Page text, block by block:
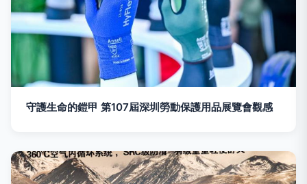
守護生命的鎧甲 第107屆深圳勞動保護用品展覽會觀感